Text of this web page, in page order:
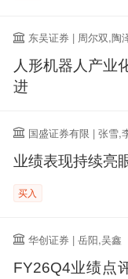
东吴证券 | 周尔双,陶
人形机器人产业
进
国盛证券有限 | 张雪,
业绩表现持续亮
买入
华创证券 | 岳阳,吴鑫
FY26Q4业绩点